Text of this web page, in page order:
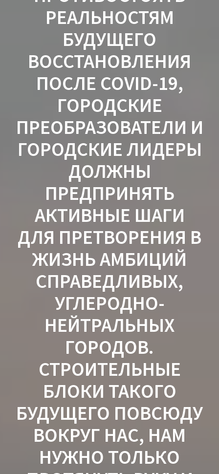
РЕАЛЬНОСТЯМ
БУДУЩЕГО
ВОССТАНОВЛЕНИЯ
ПОСЛЕ COVID-19,
ГОРОДСКИЕ
ПРЕОБРАЗОВАТЕЛИ И
ГОРОДСКИЕ ЛИДЕРЫ
ДОЛЖНЫ
ПРЕДПРИНЯТЬ
АКТИВНЫЕ ШАГИ
ДЛЯ ПРЕТВОРЕНИЯ В
ЖИЗНЬ АМБИЦИЙ
СПРАВЕДЛИВЫХ,
УГЛЕРОДНО-
НЕЙТРАЛЬНЫХ
ГОРОДОВ.
СТРОИТЕЛЬНЫЕ
БЛОКИ ТАКОГО
БУДУЩЕГО ПОВСЮДУ
ВОКРУГ НАС, НАМ
НУЖНО ТОЛЬКО